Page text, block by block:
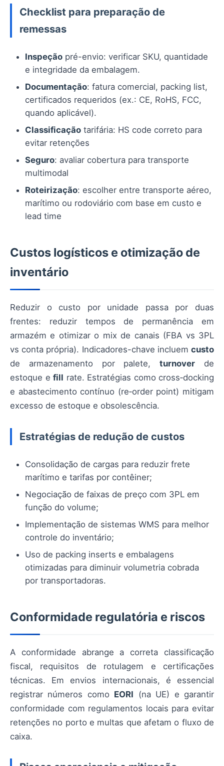
Checklist para preparação de
remessas
Inspeção pré-envio: verificar SKU, quantidade
e integridade da embalagem.
Documentação: fatura comercial, packing list,
certificados requeridos (ex.: CE, RoHS, FCC,
quando aplicável).
Classificação tarifária: HS code correto para
evitar retenções
Seguro: avaliar cobertura para transporte
multimodal
Roteirização: escolher entre transporte aéreo,
marítimo ou rodoviário com base em custo e
lead time
Custos logísticos e otimização de
inventário
Reduzir o custo por unidade passa por duas
frentes: reduzir tempos de permanência em
armazém e otimizar o mix de canais (FBA vs 3PL
vs conta própria). Indicadores-chave incluem custo
de armazenamento por palete,turnover de
estoque e fill rate. Estratégias como cross‑docking
e abastecimento contínuo (re‑order point) mitigam
excesso de estoque e obsolescência.
Estratégias de redução de custos
Consolidação de cargas para reduzir frete
marítimo e tarifas por contêiner;
Negociação de faixas de preço com 3PL em
função do volume;
Implementação de sistemas WMS para melhor
controle do inventário;
Uso de packing inserts e embalagens
otimizadas para diminuir volumetria cobrada
por transportadoras.
Conformidade regulatória e riscos
A conformidade abrange a correta classificação
fiscal, requisitos de rotulagem e certificações
técnicas. Em envios internacionais, é essencial
registrar números como EORI (na UE) e garantir
conformidade com regulamentos locais para evitar
retenções no porto e multas que afetam o fluxo de
caixa.